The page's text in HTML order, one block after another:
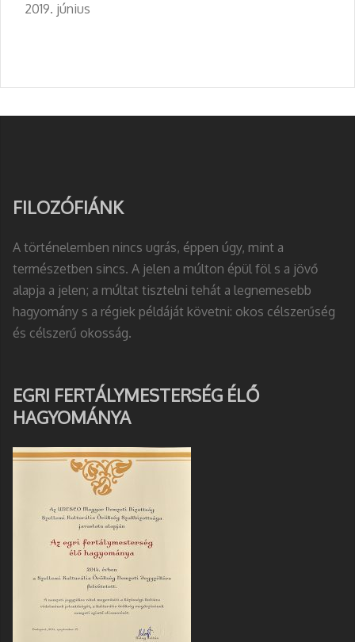
2019. június
FILOZÓFIÁNK
A történelemben nincs ugrás, éppen úgy, mint a
természetben sincs. A jelen a múlton épül föl s a jövő
alapja a jelen; a múltat tisztelni tehát a legnemesebb
hagyomány s a régiek példáját követni: okos célszerűség
és célszerű okosság.
EGRI FERTÁLYMESTERSÉG ÉLŐ
HAGYOMÁNYA